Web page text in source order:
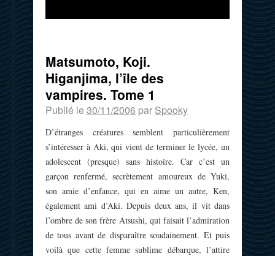
Matsumoto, Koji.
Higanjima, l’île des
vampires. Tome 1
Publié le 30/11/2006 par Spooky
D’étranges créatures semblent particulièrement
s’intéresser à Aki, qui vient de terminer le lycée, un
adolescent (presque) sans histoire. Car c’est un
garçon renfermé, secrètement amoureux de Yuki,
son amie d’enfance, qui en aime un autre, Ken,
également ami d’Aki. Depuis deux ans, il vit dans
l’ombre de son frère Atsushi, qui faisait l’admiration
de tous avant de disparaître soudainement. Et puis
voilà que cette femme sublime débarque, l’attire